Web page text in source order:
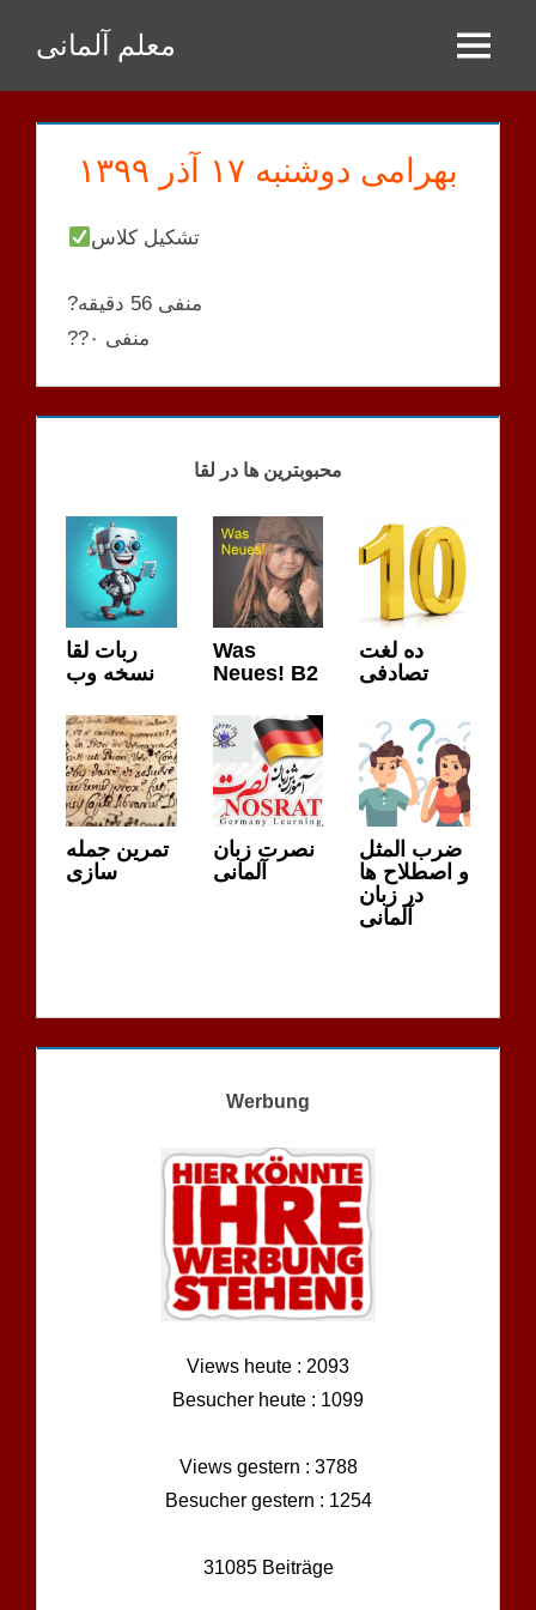
Inhalt
springen
معلم آلمانی Menu
بهرامی دوشنبه ۱۷ آذر ۱۳۹۹
تشکیل کلاس
?منفی 56 دقیقه
??منفی ۰
محبوبترین ها در لقا
ربات لقا
نسخه وب
Was
Neues! B2
ده لغت
تصادفی
تمرین جمله
سازی
نصرت زبان
آلمانی
ضرب المثل
و اصطلاح ها
در زبان
آلمانی
Werbung
Views heute : 2093
Besucher heute : 1099
Views gestern : 3788
Besucher gestern : 1254
31085 Beiträge